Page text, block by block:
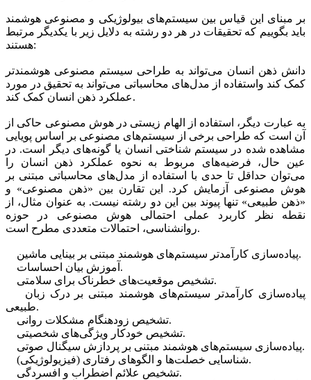
بر مبنای این قیاس بین سیستم‌های بیولوژیکی و مصنوعی هوشمند
باید بگوییم که تحقیقات در هر دو رشته به دلایل زیر با یکدیگر مرتبط
هستند:
دانش ذهن انسان می‌تواند به طراحی سیستم مصنوعی هوشمندتر
کمک کند واستفاده از مدل‌های محاسباتی می‌تواند به تحقیق در مورد
عملکرد ذهن انسان کمک کند.
به عبارت دیگر، استفاده از الهام زیستی در هوش مصنوعی حاکی از
آن است که طراحی برخی از سیستم‌های مصنوعی بر اساس پویایی
مشاهده شده در سیستم شناختی انسان یا گونه‌های دیگر است. در
عین حال، فرضیه‌های مربوط به نحوه عملکرد ذهن انسان را
می‌توان حداقل تا حدی با استفاده از مدل‌های محاسباتی مبتنی بر
هوش مصنوعی آزمایش کرد. این تقارن بین «ذهن مصنوعی» و
«ذهن طبیعی» تنها پیوند بین این دو رشته نیست. به عنوان مثال، از
نقطه نظر کاربرد عملی احتمالی هوش مصنوعی در حوزه
روانشناسی، احتمالات متعددی مطرح است.
پیاده‌سازی کارآمدتر سیستم‌های هوشمند مبتنی بر بینایی ماشین.
آموزش بیان احساسات.
تشخیص موقعیت‌های خطرناک برای سلامتی.
طبیعی.
تشخیص زودهنگام مشکلات روانی.
تشخیص خودکار ویژگی‌های شخصیتی.
پیاده‌سازی سیستم‌های هوشمند مبتنی بر پردازش سیگنال صوتی.
شناسایی خصلت‌ها و الگوهای رفتاری (فیزیولوژیکی).
تشخیص علائم اضطراب و افسردگی.